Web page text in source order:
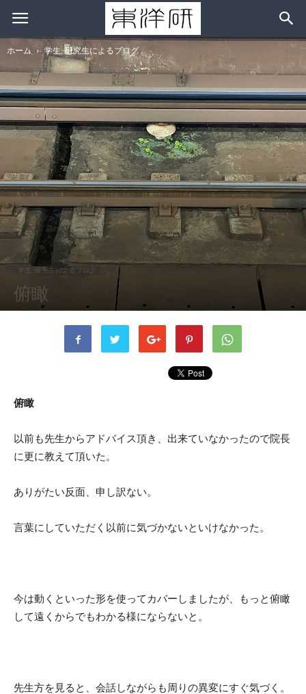
ホーム 学生･研究生によるブログ
学生･研究生によるブログ
俯瞰
俯瞰
以前も先生からアドバイス頂き、出来ていなかったので院長
に更に教えて頂いた。
ありがたい反面、申し訳ない。
言葉にしていただく以前に気づかないといけなかった。
今は動くといった形を使ってカバーしましたが、もっと俯瞰
して遠くからでもわかる様にならないと。
先生方を見ると、会話しながらも周りの異変にすぐ気づく。